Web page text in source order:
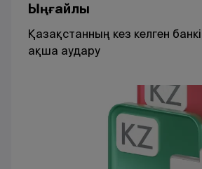
Ыңғайлы
Қазақстанның кез келген
ақша аудару